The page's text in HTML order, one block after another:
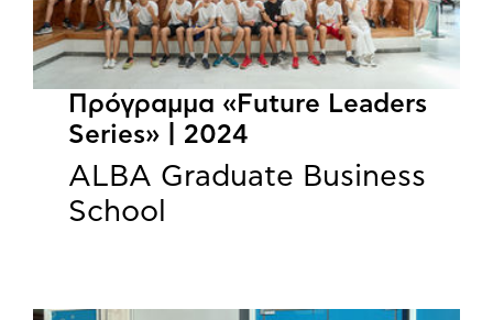
Πρόγραμμα «Future Leaders
Series» | 2024
ALBA Graduate Business
School